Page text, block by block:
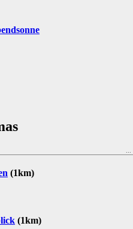
(1km)
(1km)